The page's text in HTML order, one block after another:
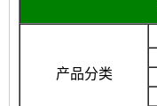
产品分类